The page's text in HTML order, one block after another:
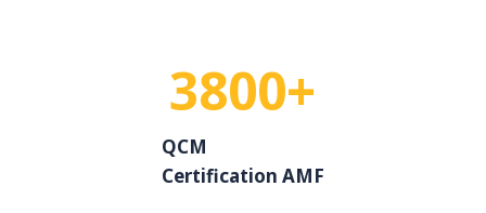
3800+
QCM
Certification AMF